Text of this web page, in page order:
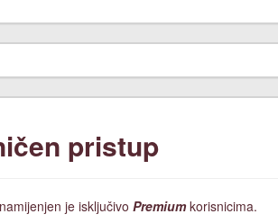
pristup
je isključivo Premiumkorisnicima.